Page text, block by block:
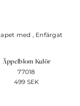
Äppelblom Kulör
77018
499 SEK